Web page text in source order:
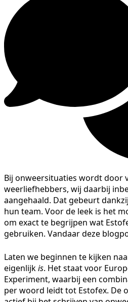
Bij onweersituaties wordt door
weerliefhebbers, wij daarbij
aangehaald. Dat gebeurt
hun team. Voor de leek is het
om exact te begrijpen wat
gebruiken. Vandaar deze
Laten we beginnen te kijken
eigenlijkis. Het staat voor
Experiment, waarbij een
per woord leidt tot Estofex. De